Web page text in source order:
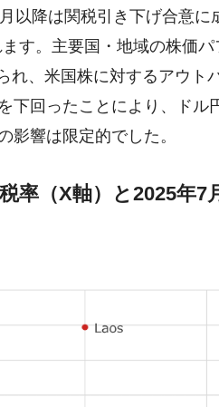
以降は関税引き下げ合意に
す。主要国・地域の株価
れ、米国株に対するアウト
下回ったことにより、ドル
影響は限定的でした。
率（X軸）と2025年7